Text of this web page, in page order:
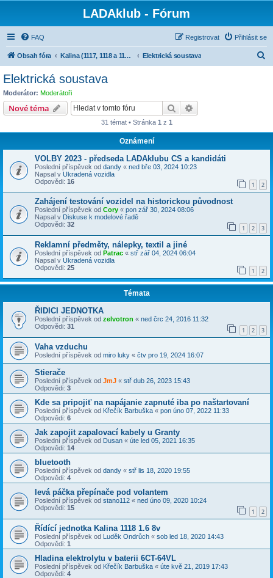
LADAklub - Fórum
FAQ Přihlásit se
Registrovat
Obsah fóra Kalina (1117, 1118 a 1119), Granta (2190), Kalina II (2192, 2194) Elektrická soustava
Elektrická soustava
Moderátor: Moderátoři
Nové téma Hledat
31 témat • Stránka 1 z 1
Oznámení
VOLBY 2023 - předseda LADAklubu CS a kandidáti
Poslední příspěvek od dandy « ned bře 03, 2024 10:23
Napsal v Ukradená vozidla
Odpovědi: 16 1 2
Zahájení testování vozidel na historickou původnost
Poslední příspěvek od Cory « pon zář 30, 2024 08:06
Napsal v Diskuse k modelové řadě
Odpovědi: 32 1 2 3
Reklamní předměty, nálepky, textil a jiné
Poslední příspěvek od Patrac « stř zář 04, 2024 06:04
Napsal v Ukradená vozidla
Odpovědi: 25 1 2
Témata
ŘIDICI JEDNOTKA
Poslední příspěvek od zelvotron « ned črc 24, 2016 11:32
Odpovědi: 31 1 2 3
Vaha vzduchu
Poslední příspěvek od miro luky « čtv pro 19, 2024 16:07
Stierače
Poslední příspěvek od JmJ « stř dub 26, 2023 15:43
Odpovědi: 3
Kde sa pripojiť na napájanie zapnuté iba po naštartovaní
Poslední příspěvek od Křečík Barbuška « pon úno 07, 2022 11:33
Odpovědi: 6
Jak zapojit zapalovací kabely u Granty
Poslední příspěvek od Dusan « úte led 05, 2021 16:35
Odpovědi: 14
bluetooth
Poslední příspěvek od dandy « stř lis 18, 2020 19:55
Odpovědi: 4
levá páčka přepínače pod volantem
Poslední příspěvek od stano112 « ned úno 09, 2020 10:24
Odpovědi: 15 1 2
Řídící jednotka Kalina 1118 1.6 8v
Poslední příspěvek od Luděk Ondrůch « sob led 18, 2020 14:43
Odpovědi: 1
Hladina elektrolytu v baterii 6CT-64VL
Poslední příspěvek od Křečík Barbuška « úte kvě 21, 2019 17:43
Odpovědi: 4